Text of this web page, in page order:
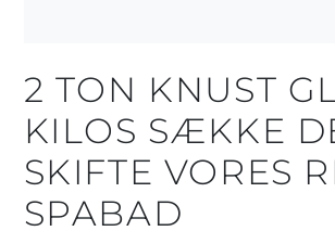
2 TON KNUST
KILOS SÆKKE
SKIFTE VORES
SPABAD